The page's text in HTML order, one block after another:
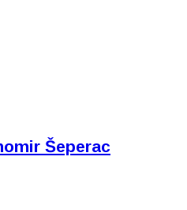
Šeperac